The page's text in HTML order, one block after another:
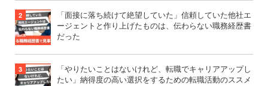
「面接に落ち続けて絶望していた」信頼していた他社エ
ージェントと作り上げたものは、伝わらない職務経歴書
だった
「やりたいことはないけれど、転職でキャリアアップし
たい」納得度の高い選択をするための転職活動のススメ